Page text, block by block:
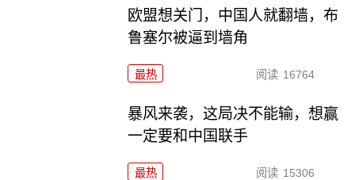
欧盟想关门，中国人就翻墙，布
鲁塞尔被逼到墙角
最热 阅读 16764
暴风来袭，这局决不能输，想赢
一定要和中国联手
最热 阅读 15306